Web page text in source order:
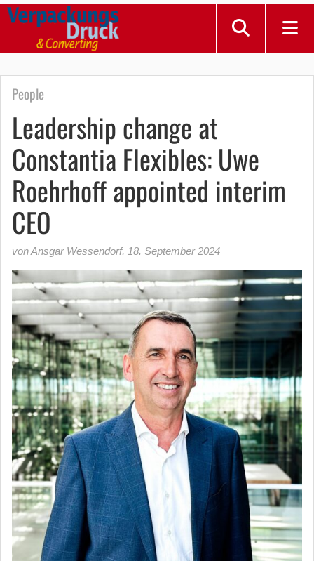
People
Leadership change at
Constantia Flexibles: Uwe
Roehrhoff appointed interim
CEO
von Ansgar Wessendorf, 18. September 2024